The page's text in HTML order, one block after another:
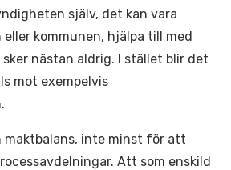
själv, det kan vara
kommunen, hjälpa till med
sker nästan aldrig. I stället blir det
mot exempelvis
maktbalans, inte minst för att
Att som enskild